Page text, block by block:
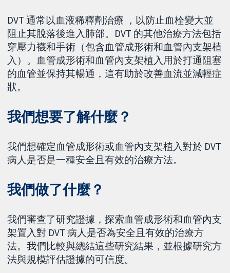
DVT 通常以血液稀釋劑治療 ，以防止血栓變大並
阻止其脫落後進入肺部。DVT 的其他治療方法包括
穿壓力襪和手術（包含血管成形術和血管內支架植
入）。血管成形術和血管內支架植入用於打通阻塞
的血管並保持其暢通，這有助於改善血流並減輕症
狀。
我們想要了解什麼？
我們想確定血管成形術或血管內支架植入對於 DVT
病人是否是一種安全且有效的治療方法。
我們做了什麼？
我們審查了研究證據，探索血管成形術和血管內支
架置入對 DVT 病人是否為安全且有效的治療方
法。我們比較與總結這些研究結果，並根據研究方
法與規模評估證據的可信度。